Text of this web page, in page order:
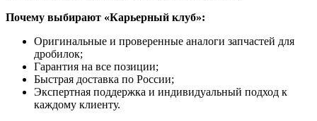
Почему выбирают «Карьерный клуб»:
Оригинальные и проверенные аналоги запчастей для
дробилок;
Гарантия на все позиции;
Быстрая доставка по России;
Экспертная поддержка и индивидуальный подход к
каждому клиенту.